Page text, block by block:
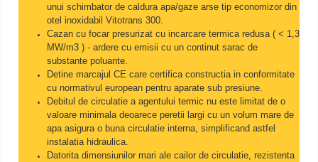
unui schimbator de caldura apa/gaze arse tip economizor din
otel inoxidabil Vitotrans 300.
Cazan cu focar presurizat cu incarcare termica redusa ( < 1,3
MW/m3 ) - ardere cu emisii cu un continut sarac de
substante poluante.
Detine marcajul CE care certifica constructia in conformitate
cu normativul european pentru aparate sub presiune.
Debitul de circulatie a agentului termic nu este limitat de o
valoare minimala deoarece peretii largi cu un volum mare de
apa asigura o buna circulatie interna, simplificand astfel
instalatia hidraulica.
Datorita dimensiunilor mari ale cailor de circulatie, rezistenta